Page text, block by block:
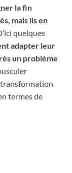
la fin
mais ils en
quelques
adapter leur
un problème
transformation
termes de